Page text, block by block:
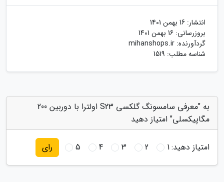
انتشار: 16 بهمن 1401
بروزرسانی: 16 بهمن 1401
گردآورنده: mihanshops.ir
شناسه مطلب: 1519
به "معرفی سامسونگ گلکسی S23 اولترا با دوربین 200
مگاپیکسلی" امتیاز دهید
امتیاز دهید:1
2
3
4
5 رای